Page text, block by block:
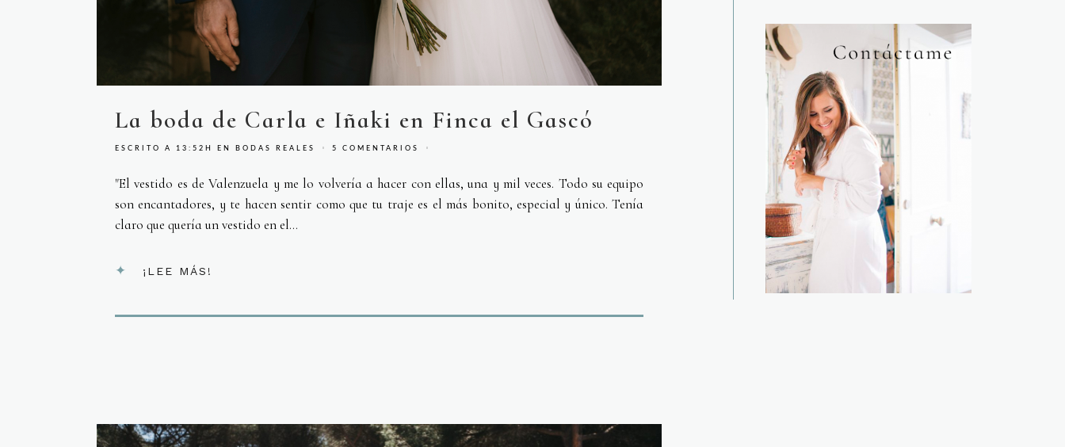
La boda de Carla e Iñaki en Finca el Gascó
ESCRITO A 13:52H EN BODAS REALES 5 COMENTARIOS
"El vestido es de Valenzuela y me lo volvería a hacer con ellas, una y mil veces. Todo su equipo
son encantadores, y te hacen sentir como que tu traje es el más bonito, especial y único. Tenía
claro que quería un vestido en el...
¡LEE MÁS!